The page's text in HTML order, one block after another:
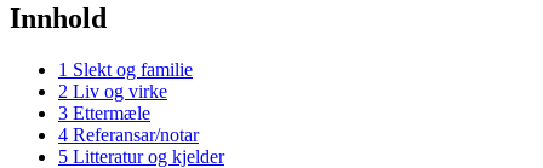
Innhold
1 Slekt og familie
2 Liv og virke
3 Ettermæle
4 Referansar/notar
5 Litteratur og kjelder